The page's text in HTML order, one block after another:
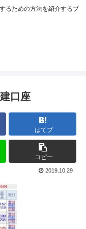
るための方法を紹介するブ
口座
はてブ
コピー
2019.10.29